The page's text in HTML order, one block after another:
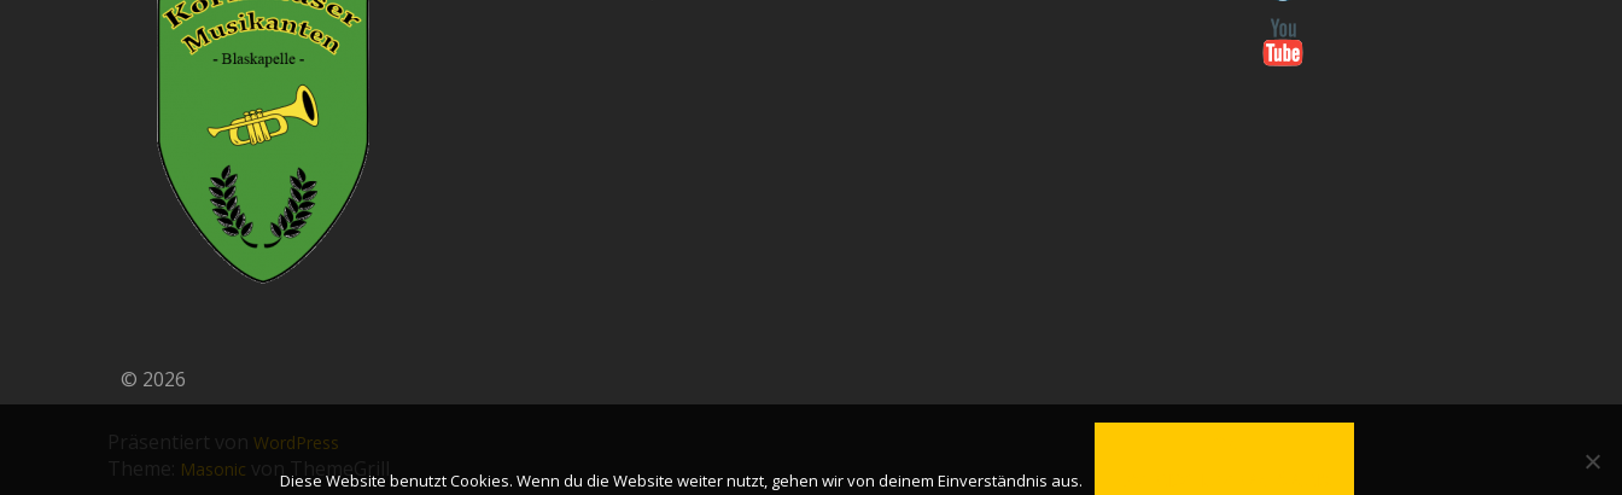
© 2026
WordPress
Masonic von ThemeGrill
Diese Website benutzt Cookies. Wenn du die Website weiter nutzt, gehen wir von deinem Einverständnis aus.